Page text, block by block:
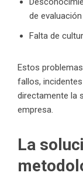
de
Falta de
Estos
fallos,
directamente la
empresa.
La